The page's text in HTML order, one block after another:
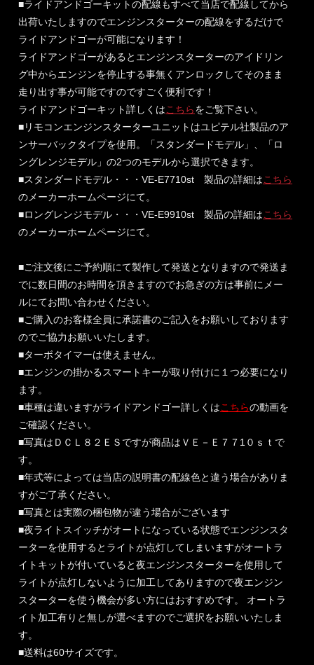
■ライドアンドゴーキットの配線もすべて当店で配線してから
出荷いたしますのでエンジンスターターの配線をするだけで
ライドアンドゴーが可能になります！
ライドアンドゴーがあるとエンジンスターターのアイドリン
グ中からエンジンを停止する事無くアンロックしてそのまま
走り出す事が可能ですのですごく便利です！
ライドアンドゴーキット詳しくはこちらをご覧下さい。
■リモコンエンジンスターターユニットはユピテル社製品のア
ンサーバックタイプを使用。「スタンダードモデル」、「ロ
ングレンジモデル」の2つのモデルから選択できます。
■スタンダードモデル・・・VE-E7710st 製品の詳細はこちら
のメーカーホームページにて。
■ロングレンジモデル・・・VE-E9910st 製品の詳細はこちら
のメーカーホームページにて。
■ご注文後にご予約順にて製作して発送となりますので発送ま
でに数日間のお時間を頂きますのでお急ぎの方は事前にメー
ルにてお問い合わせください。
■ご購入のお客様全員に承諾書のご記入をお願いしております
のでご協力お願いいたします。
■ターボタイマーは使えません。
■エンジンの掛かるスマートキーが取り付けに１つ必要になり
ます。
■車種は違いますがライドアンドゴー詳しくはこちらの動画を
ご確認ください。
■写真はＤＣＬ８２ＥＳですが商品はＶＥ－Ｅ７７1０ｓｔで
す。
■年式等によっては当店の説明書の配線色と違う場合がありま
すがご了承ください。
■写真とは実際の梱包物が違う場合がございます
■夜ライトスイッチがオートになっている状態でエンジンスタ
ーターを使用するとライトが点灯してしまいますがオートラ
イトキットが付いていると夜エンジンスターターを使用して
ライトが点灯しないように加工してありますので夜エンジン
スターターを使う機会が多い方にはおすすめです。 オートラ
イト加工有りと無しが選べますのでご選択をお願いいたしま
す。
■送料は60サイズです。